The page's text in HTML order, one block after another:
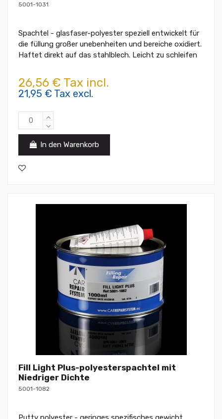
5001-1031
Spachtel - glasfaser-polyester speziell entwickelt für
die füllung großer unebenheiten und bereiche oxidiert.
Haftet direkt auf das stahlblech. Leicht zu schleifen
26,56 € Tax incl.
21,95 € Tax excl.
In den Warenkorb
Fill Light Plus-polyesterspachtel mit
Niedriger Dichte
5001-1082